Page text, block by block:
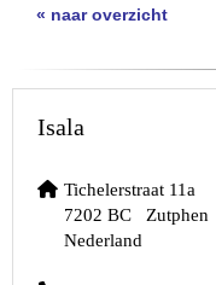
« naar overzicht
Isala
Tichelerstraat 11a
7202 BC Zutphen
Nederland